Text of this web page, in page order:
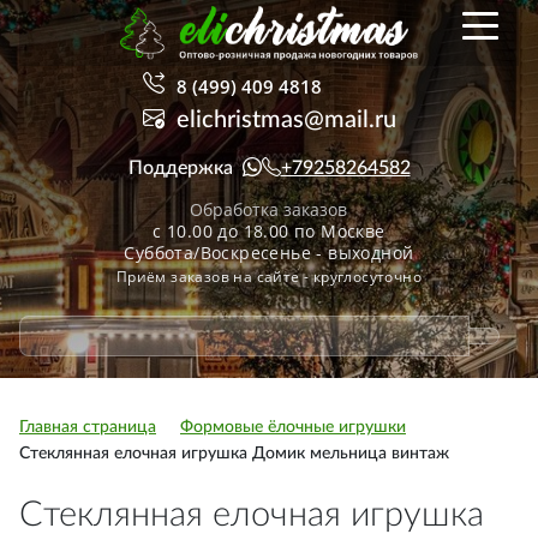
8 (499) 409 4818
elichristmas@mail.ru
Поддержка +79258264582
Обработка заказов
с 10.00 до 18.00 по Москве
Суббота/Воскресенье - выходной
Приём заказов на сайте - круглосуточно
Главная страница
Формовые ёлочные игрушки
Стеклянная елочная игрушка Домик мельница винтаж
Стеклянная елочная игрушка